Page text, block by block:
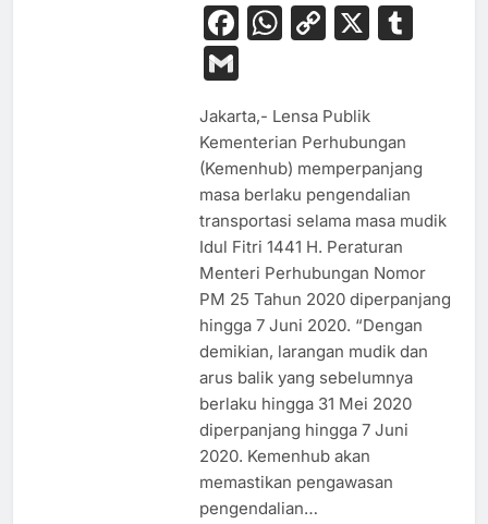
Facebook
WhatsApp
Copy
X
Gmail
Jakarta,- Lensa Publik
Kementerian Perhubungan
(Kemenhub) memperpanjang
masa berlaku pengendalian
transportasi selama masa mudik
Idul Fitri 1441 H. Peraturan
Menteri Perhubungan Nomor
PM 25 Tahun 2020 diperpanjang
hingga 7 Juni 2020. “Dengan
demikian, larangan mudik dan
arus balik yang sebelumnya
berlaku hingga 31 Mei 2020
diperpanjang hingga 7 Juni
2020. Kemenhub akan
memastikan pengawasan
pengendalian…